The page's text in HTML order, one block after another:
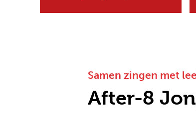
Samen zingen met
After-8